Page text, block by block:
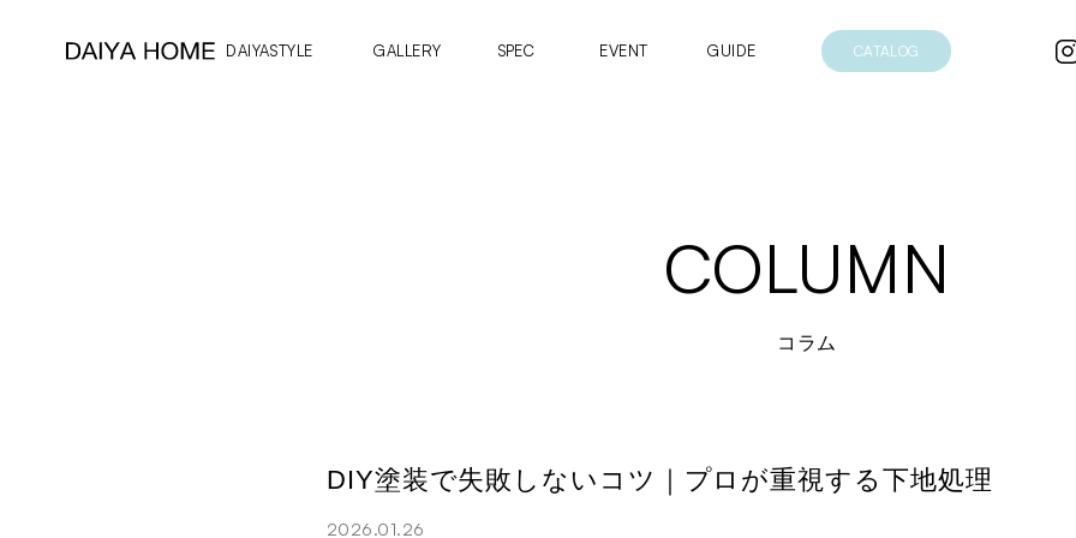
DAIYASTYLE GALLERY SPEC EVENT GUIDE CATALOG
COLUMN
コラム
DIY塗装で失敗しないコツ｜プロが重視する下地処理
2026.01.26